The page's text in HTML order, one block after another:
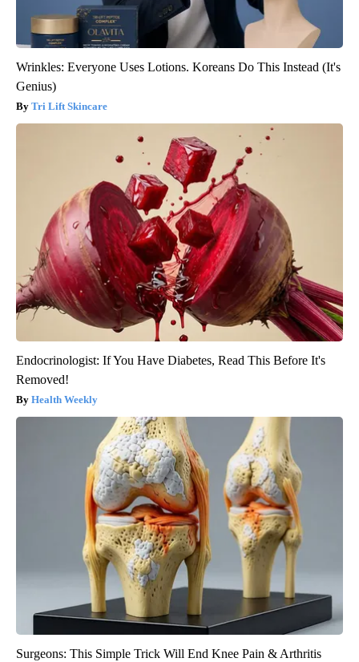
Wrinkles: Everyone Uses Lotions. Koreans Do This Instead (It's
Genius)
Tri Lift Skincare
Endocrinologist: If You Have Diabetes, Read This Before It's
Removed!
Health Weekly
Surgeons: This Simple Trick Will End Knee Pain & Arthritis